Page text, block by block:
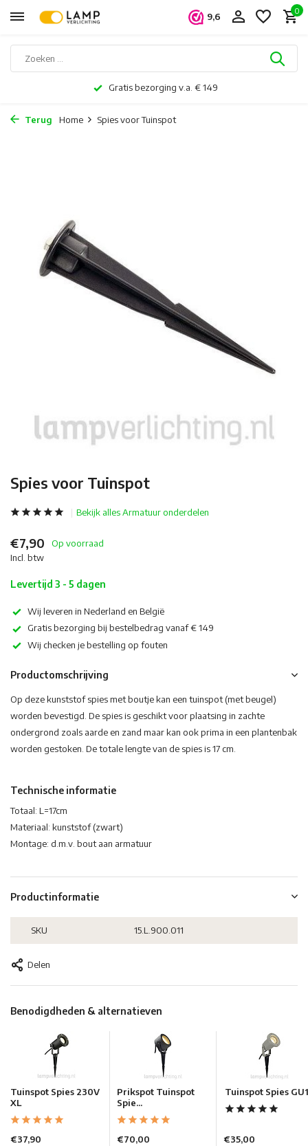
9,6
0
Gratis bezorging v.a. € 149
Terug Home Spies voor Tuinspot
Spies voor Tuinspot
Bekijk alles Armatuur onderdelen
€7,90
Op voorraad
Incl. btw
Levertijd 3 - 5 dagen
Wij leveren in Nederland en België
Gratis bezorging bij bestelbedrag vanaf € 149
Wij checken je bestelling op fouten
Productomschrijving
Op deze kunststof spies met boutje kan een tuinspot (met beugel)
worden bevestigd. De spies is geschikt voor plaatsing in zachte
ondergrond zoals aarde en zand maar kan ook prima in een plantenbak
worden gestoken. De totale lengte van de spies is 17 cm.
Technische informatie
Totaal: L=17cm
Materiaal: kunststof (zwart)
Montage: d.m.v. bout aan armatuur
Productinformatie
SKU 15.L.900.011
Delen
Benodigdheden & alternatieven
Tuinspot Spies 230V
XL
€37,90
Prikspot Tuinspot
Spie...
€70,00
Tuinspot Spies
€35,00